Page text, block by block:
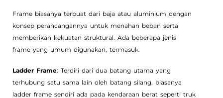
Frame biasanya terbuat dari baja atau aluminium dengan
konsep perancangannya untuk menahan beban serta
memberikan kekuatan struktural. Ada beberapa jenis
frame yang umum digunakan, termasuk:
Ladder Frame: Terdiri dari dua batang utama yang
terhubung satu sama lain oleh batang silang, biasanya
ladder frame sendiri ada pada kendaraan berat seperti truk